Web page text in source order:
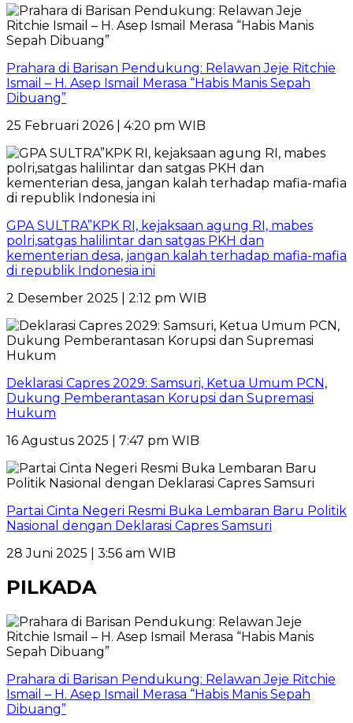
Prahara di Barisan Pendukung: Relawan Jeje Ritchie
Ismail – H. Asep Ismail Merasa “Habis Manis Sepah
Dibuang”
25 Februari 2026 | 4:20 pm WIB
GPA SULTRA”KPK RI, kejaksaan agung RI, mabes
polri,satgas halilintar dan satgas PKH dan
kementerian desa, jangan kalah terhadap mafia-mafia
di republik Indonesia ini
2 Desember 2025 | 2:12 pm WIB
Deklarasi Capres 2029: Samsuri, Ketua Umum PCN,
Dukung Pemberantasan Korupsi dan Supremasi
Hukum
16 Agustus 2025 | 7:47 pm WIB
Partai Cinta Negeri Resmi Buka Lembaran Baru Politik
Nasional dengan Deklarasi Capres Samsuri
28 Juni 2025 | 3:56 am WIB
PILKADA
Prahara di Barisan Pendukung: Relawan Jeje Ritchie
Ismail – H. Asep Ismail Merasa “Habis Manis Sepah
Dibuang”